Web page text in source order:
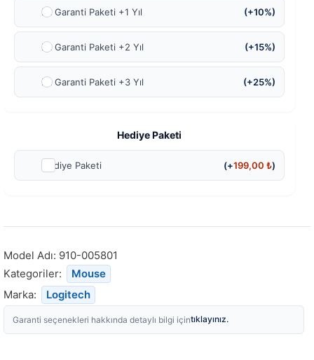
Ek Garanti Paketi +1 Yıl (+10%)
Ek Garanti Paketi +2 Yıl (+15%)
Ek Garanti Paketi +3 Yıl (+25%)
Hediye Paketi
Hediye Paketi (+199,00₺)
Model Adı: 910-005801
Kategoriler:
Mouse
Marka:
Logitech
Garanti seçenekleri hakkında detaylı bilgi içintıklayınız.